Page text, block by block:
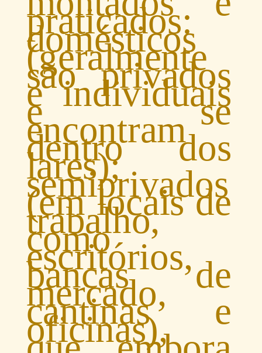
praticados:
domésticos
(geralmente
são privados
e individuais
e se
encontram
dentro dos
lares);
semiprivados
(em locais de
trabalho,
como
escritórios,
bancas de
mercado,
cantinas e
oficinas),